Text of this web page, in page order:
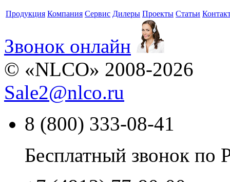
Продукция Компания Сервис Дилеры Проекты Статьи
Звонок онлайн
© «NLCO» 2008-2026
Sale2@nlco.ru
8 (800) 333-08-41
Бесплатный звонок по